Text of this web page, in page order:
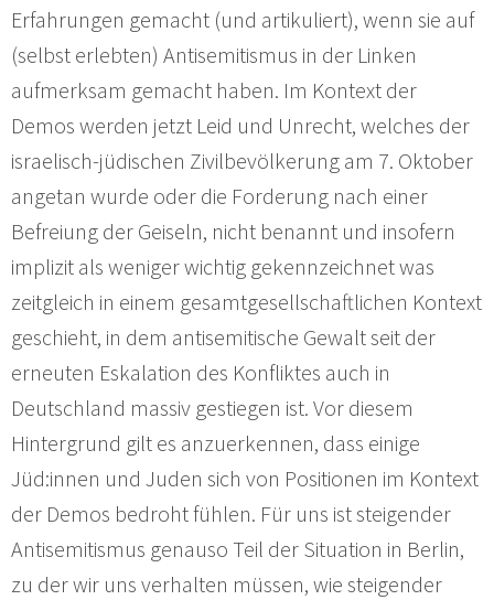
Erfahrungen gemacht (und artikuliert), wenn sie auf
(selbst erlebten) Antisemitismus in der Linken
aufmerksam gemacht haben. Im Kontext der
Demos werden jetzt Leid und Unrecht, welches der
israelisch-jüdischen Zivilbevölkerung am 7. Oktober
angetan wurde oder die Forderung nach einer
Befreiung der Geiseln, nicht benannt und insofern
implizit als weniger wichtig gekennzeichnet was
zeitgleich in einem gesamtgesellschaftlichen Kontext
geschieht, in dem antisemitische Gewalt seit der
erneuten Eskalation des Konfliktes auch in
Deutschland massiv gestiegen ist. Vor diesem
Hintergrund gilt es anzuerkennen, dass einige
Jüd:innen und Juden sich von Positionen im Kontext
der Demos bedroht fühlen. Für uns ist steigender
Antisemitismus genauso Teil der Situation in Berlin,
zu der wir uns verhalten müssen, wie steigender